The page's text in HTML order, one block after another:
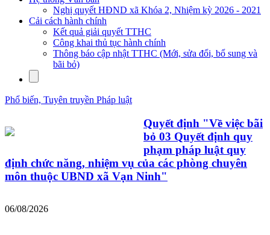
Nghị quyết HĐND xã Khóa 2, Nhiệm kỳ 2026 - 2021
Cải cách hành chính
Kết quả giải quyết TTHC
Công khai thủ tục hành chính
Thông báo cập nhật TTHC (Mới, sửa đổi, bổ sung và
bãi bỏ)
Phổ biến, Tuyên truyền Pháp luật
Quyết định "Về việc bãi
bỏ 03 Quyết định quy
phạm pháp luật quy
định chức năng, nhiệm vụ của các phòng chuyên
môn thuộc UBND xã Vạn Ninh"
06/08/2026